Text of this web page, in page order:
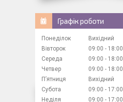
Графік роботи
Понеділок
Вихідний
Вівторок
09:00
18:00
Середа
09:00
18:00
Четвер
09:00
18:00
Пʼятниця
Вихідний
Субота
09:00
17:00
Неділя
09:00 17:00